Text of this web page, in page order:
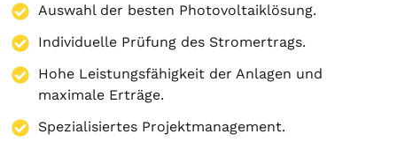
Auswahl der besten Photovoltaiklösung.
Individuelle Prüfung des Stromertrags.
Hohe Leistungsfähigkeit der Anlagen und
maximale Erträge.
Spezialisiertes Projektmanagement.